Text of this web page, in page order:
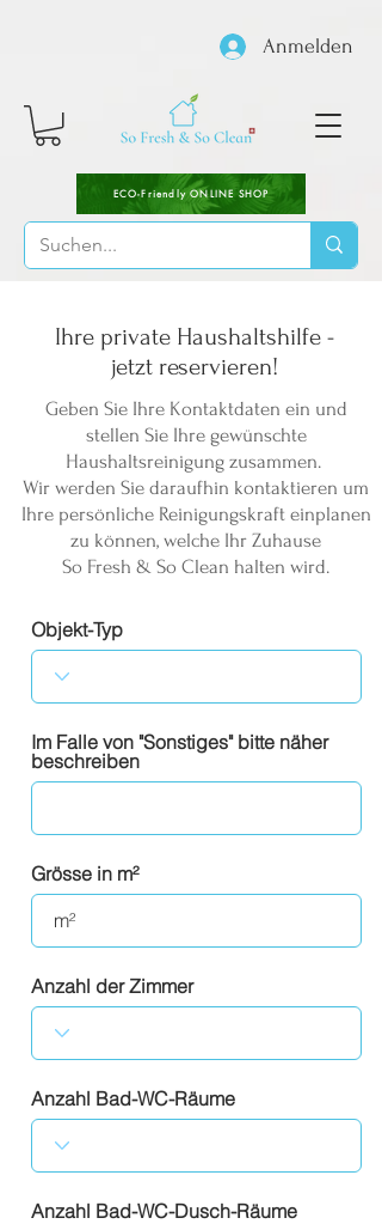
Anmelden
ECO-Friendly ONLINE SHOP
Ihre private Haushaltshilfe -
jetzt reservieren!
Geben Sie Ihre Kontaktdaten ein und
stellen Sie Ihre gewünschte
Haushaltsreinigung zusammen.
Wir werden Sie daraufhin kontaktieren um
Ihre persönliche Reinigungskraft einplanen
zu können, welche Ihr Zuhause
So Fresh & So Clean halten wird.
Objekt-Typ
Im Falle von "Sonstiges" bitte näher
beschreiben
Grösse in m²
Anzahl der Zimmer
Anzahl Bad-WC-Räume
Anzahl Bad-WC-Dusch-Räume